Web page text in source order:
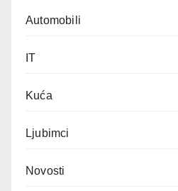
Automobili
IT
Kuća
Ljubimci
Novosti